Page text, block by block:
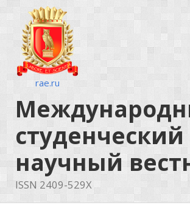
rae.ru
студенческий
научный
ISSN 2409-529X